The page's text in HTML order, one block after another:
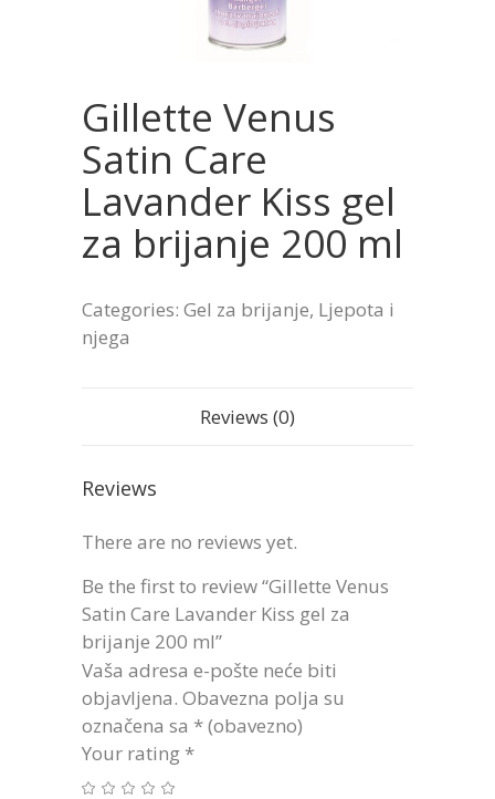
Gillette Venus
Satin Care
Lavander Kiss gel
za brijanje 200 ml
Categories: Gel za brijanje, Ljepota i
njega
Reviews (0)
Reviews
There are no reviews yet.
Be the first to review “Gillette Venus
Satin Care Lavander Kiss gel za
brijanje 200 ml”
Vaša adresa e-pošte neće biti
objavljena. Obavezna polja su
označena sa * (obavezno)
Your rating *